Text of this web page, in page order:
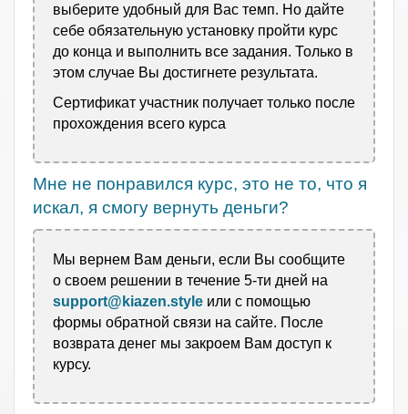
выберите удобный для Вас темп. Но дайте
себе обязательную установку пройти курс
до конца и выполнить все задания. Только в
этом случае Вы достигнете результата.
Сертификат участник получает только после
прохождения всего курса
Мне не понравился курс, это не то, что я
искал, я смогу вернуть деньги?
Мы вернем Вам деньги, если Вы сообщите
о своем решении в течение 5-ти дней на
support@kiazen.style или с помощью
формы обратной связи на сайте. После
возврата денег мы закроем Вам доступ к
курсу.